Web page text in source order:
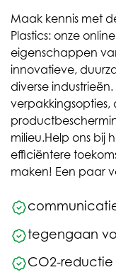
Maak kennis met
Plastics: onze
eigenschappen
innovatieve,
diverse
verpakkingsopties,
milieu.Help ons bij
efficiëntere
maken! Een paar
tegengaan
CO2-reductie